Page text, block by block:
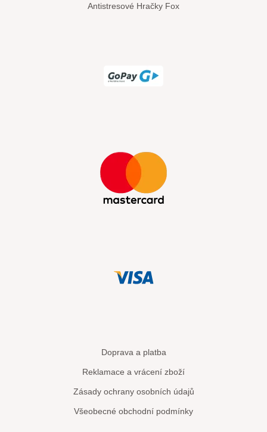
Antistresové Hračky Fox
Doprava a platba
Reklamace a vrácení zboží
Zásady ochrany osobních údajů
Všeobecné obchodní podmínky